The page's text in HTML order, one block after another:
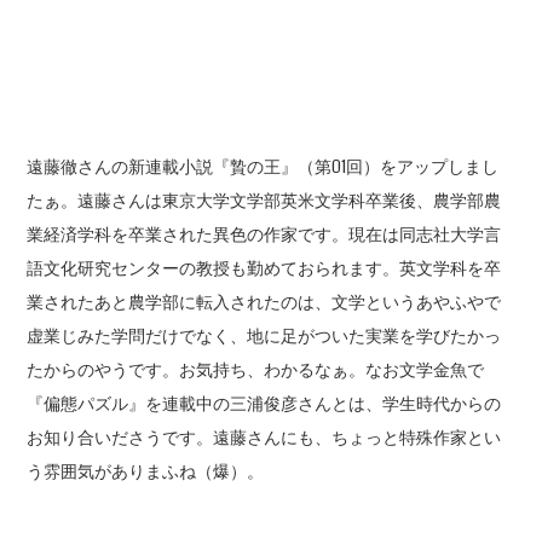
遠藤徹さんの新連載小説『贄の王』（第01回）をアップしまし
たぁ。遠藤さんは東京大学文学部英米文学科卒業後、農学部農
業経済学科を卒業された異色の作家です。現在は同志社大学言
語文化研究センターの教授も勤めておられます。英文学科を卒
業されたあと農学部に転入されたのは、文学というあやふやで
虚業じみた学問だけでなく、地に足がついた実業を学びたかっ
たからのやうです。お気持ち、わかるなぁ。なお文学金魚で
『偏態パズル』を連載中の三浦俊彦さんとは、学生時代からの
お知り合いださうです。遠藤さんにも、ちょっと特殊作家とい
う雰囲気がありまふね（爆）。